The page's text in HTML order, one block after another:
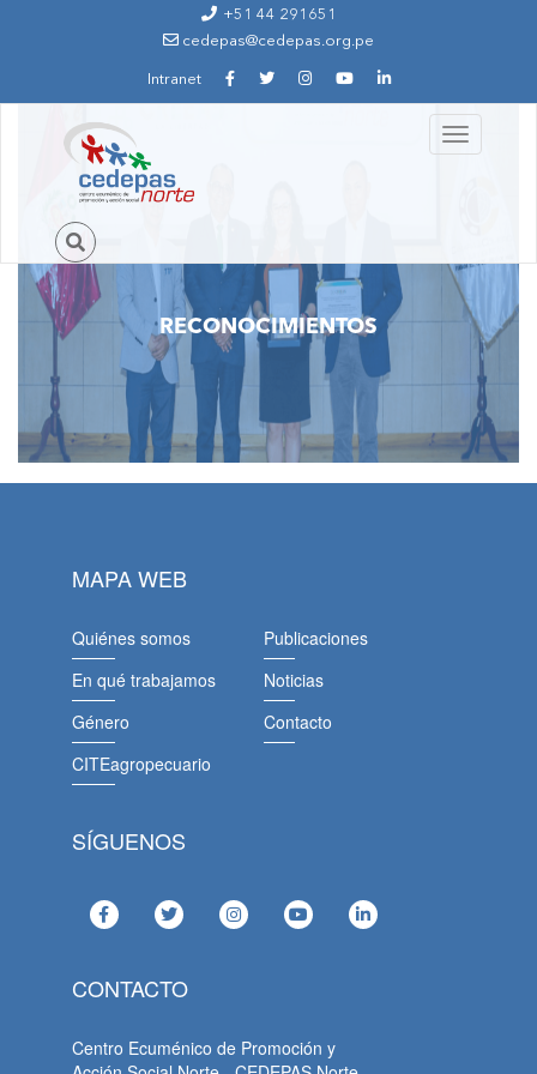
+51 44 291651
cedepas@cedepas.org.pe
Intranet
Toggle
navigation
RECONOCIMIENTOS
MAPA WEB
Quiénes somos
En qué trabajamos
Género
CITEagropecuario
Publicaciones
Noticias
Contacto
SÍGUENOS
CONTACTO
Centro Ecuménico de Promoción y